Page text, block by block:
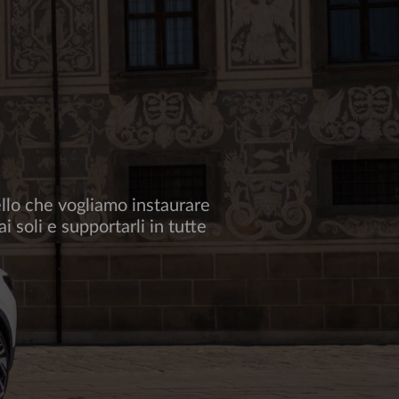
che vogliamo instaurare
soli e supportarli in tutte